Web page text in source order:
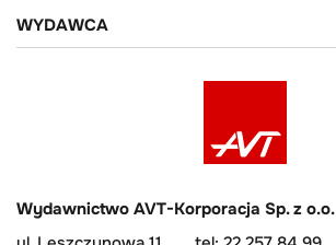
WYDAWCA
Wydawnictwo AVT-Korporacja Sp. z o.o.